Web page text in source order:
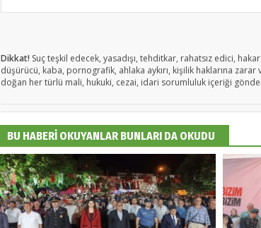
Dikkat! Suç teşkil edecek, yasadışı, tehditkar, rahatsız edici,
düşürücü, kaba, pornografik, ahlaka aykırı, kişilik haklarına
doğan her türlü mali, hukuki, cezai, idari sorumluluk içeriği
BU HABERİ OKUYANLAR BUNLARI DA OKUDU